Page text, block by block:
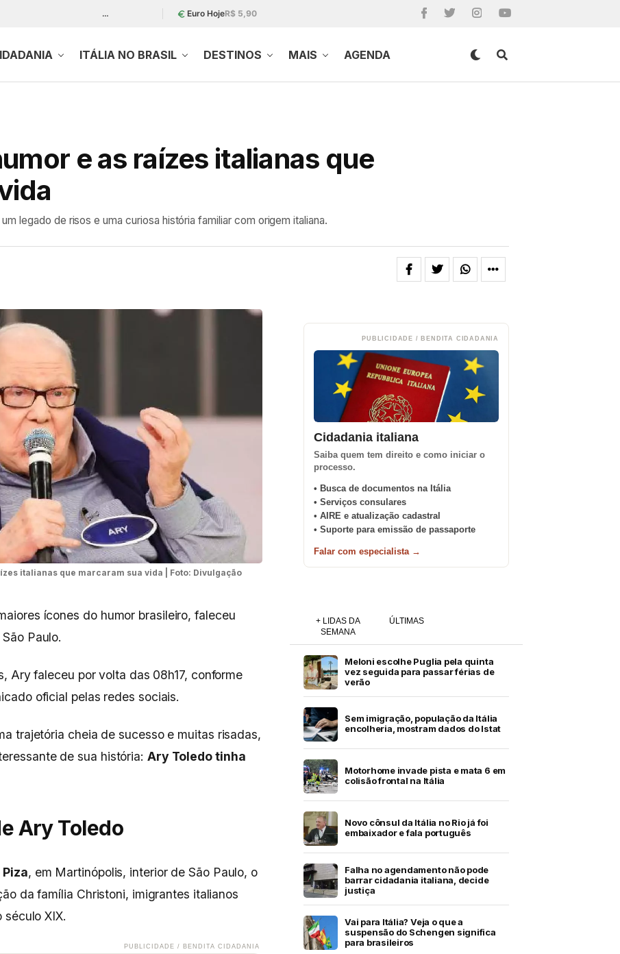
… Euro HojeR$ 5,90
ITÁLIA NO BRASIL DESTINOS MAIS AGENDA
e as raízes italianas que
legado de risos e uma curiosa história familiar com origem italiana.
italianas que marcaram sua vida | Foto: Divulgação
ícones do humor brasileiro, faleceu
Paulo.
Ary faleceu por volta das 08h17, conforme
oficial pelas redes sociais.
trajetória cheia de sucesso e muitas risadas,
de sua história: Ary Toledo tinha
Ary Toledo
, em Martinópolis, interior de São Paulo, o
da família Christoni, imigrantes italianos
XIX.
PUBLICIDADE / BENDITA CIDADANIA
PUBLICIDADE / BENDITA CIDADANIA
Cidadania italiana
Saiba quem tem direito e como iniciar o
processo.
• Busca de documentos na Itália
• Serviços consulares
• AIRE e atualização cadastral
• Suporte para emissão de passaporte
Falar com especialista →
+ LIDAS DA
SEMANA
ÚLTIMAS
Meloni escolhe Puglia pela quinta
vez seguida para passar férias de
verão
Sem imigração, população da Itália
encolheria, mostram dados do Istat
Motorhome invade pista e mata 6 em
colisão frontal na Itália
Novo cônsul da Itália no Rio já foi
embaixador e fala português
Falha no agendamento não pode
barrar cidadania italiana, decide
justiça
Vai para Itália? Veja o que a
suspensão do Schengen significa
para brasileiros